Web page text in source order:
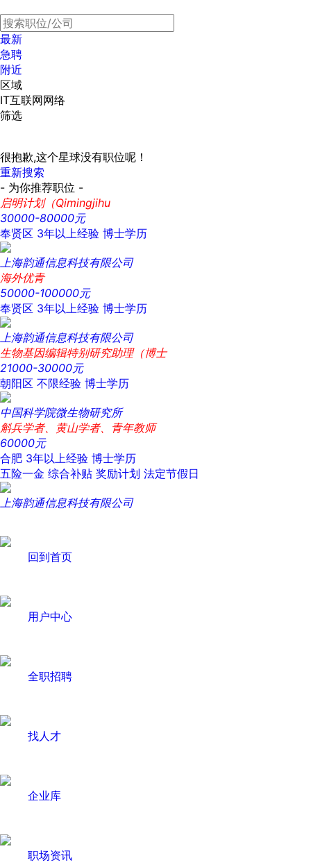
最新
急聘
附近
区域
IT互联网网络
筛选
很抱歉,这个星球没有职位呢！
重新搜索
- 为你推荐职位 -
启明计划（Qimingjihu
30000-80000元
奉贤区 3年以上经验 博士学历
上海韵通信息科技有限公司
海外优青
50000-100000元
奉贤区 3年以上经验 博士学历
上海韵通信息科技有限公司
生物基因编辑特别研究助理（博士
21000-30000元
朝阳区 不限经验 博士学历
中国科学院微生物研究所
斛兵学者、黄山学者、青年教师
60000元
合肥 3年以上经验 博士学历
五险一金 综合补贴 奖励计划 法定节假日
上海韵通信息科技有限公司
回到首页
用户中心
全职招聘
找人才
企业库
职场资讯